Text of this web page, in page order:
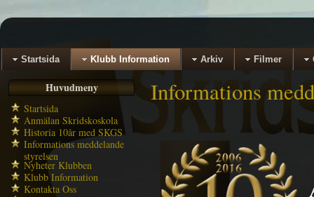
Startsida Klubb Information Arkiv Filmer
Huvudmeny
Startsida
Anmälan Skridskoskola
Historia 10år med SKGS
Informations meddelande
styrelsen
Nyheter Klubben
Klubb Information
Kontakta Oss
Informations